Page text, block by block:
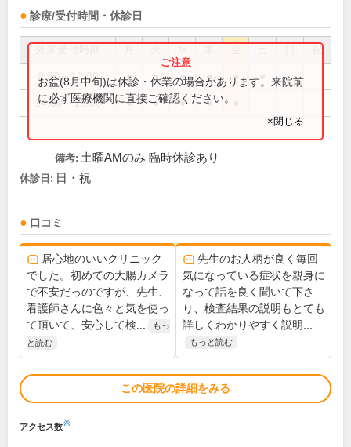
診療/受付時間・休診日
祝
8:30～13:00 ● ● ● ● ●
14:00～18:00 ● ● ● ●
お盆(8月中旬)は休診・休業の場合があります。来院前
に必ず医療機関に直接ご確認ください。
×閉じる
備考: 土曜AMのみ 臨時休診あり
休診日: 日・祝
口コミ
居心地のいいクリニック
でした。初めての大腸カメラ
で不安だっのですが、先生、
看護師さんに色々と気を使っ
て頂いて、安心して検...
もっ
と読む
先生のお人柄が良く毎回
気になっている症状を親身に
なって話を良く聞いて下さ
り、検査結果の説明もとても
詳しくわかりやすく説明...
もっと読む
この医院の詳細をみる
アクセス数※